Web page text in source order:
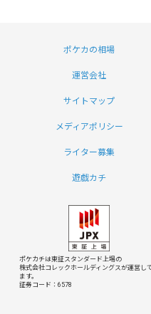
ポケカの相場
運営会社
サイトマップ
メディアポリシー
ライター募集
遊戯カチ
ポケカチは東証スタンダード上場の
株式会社コレックホールディングスが運営し
ます。
証券コード：6578